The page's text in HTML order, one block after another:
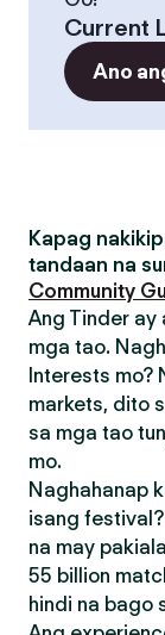
Current
Ano
Kapag
tandaan na
Community
Ang Tinder ay
mga tao.
Interests mo?
markets, dito
sa mga tao
mo.
Naghahanap
isang
na may
55 billion
hindi na bago